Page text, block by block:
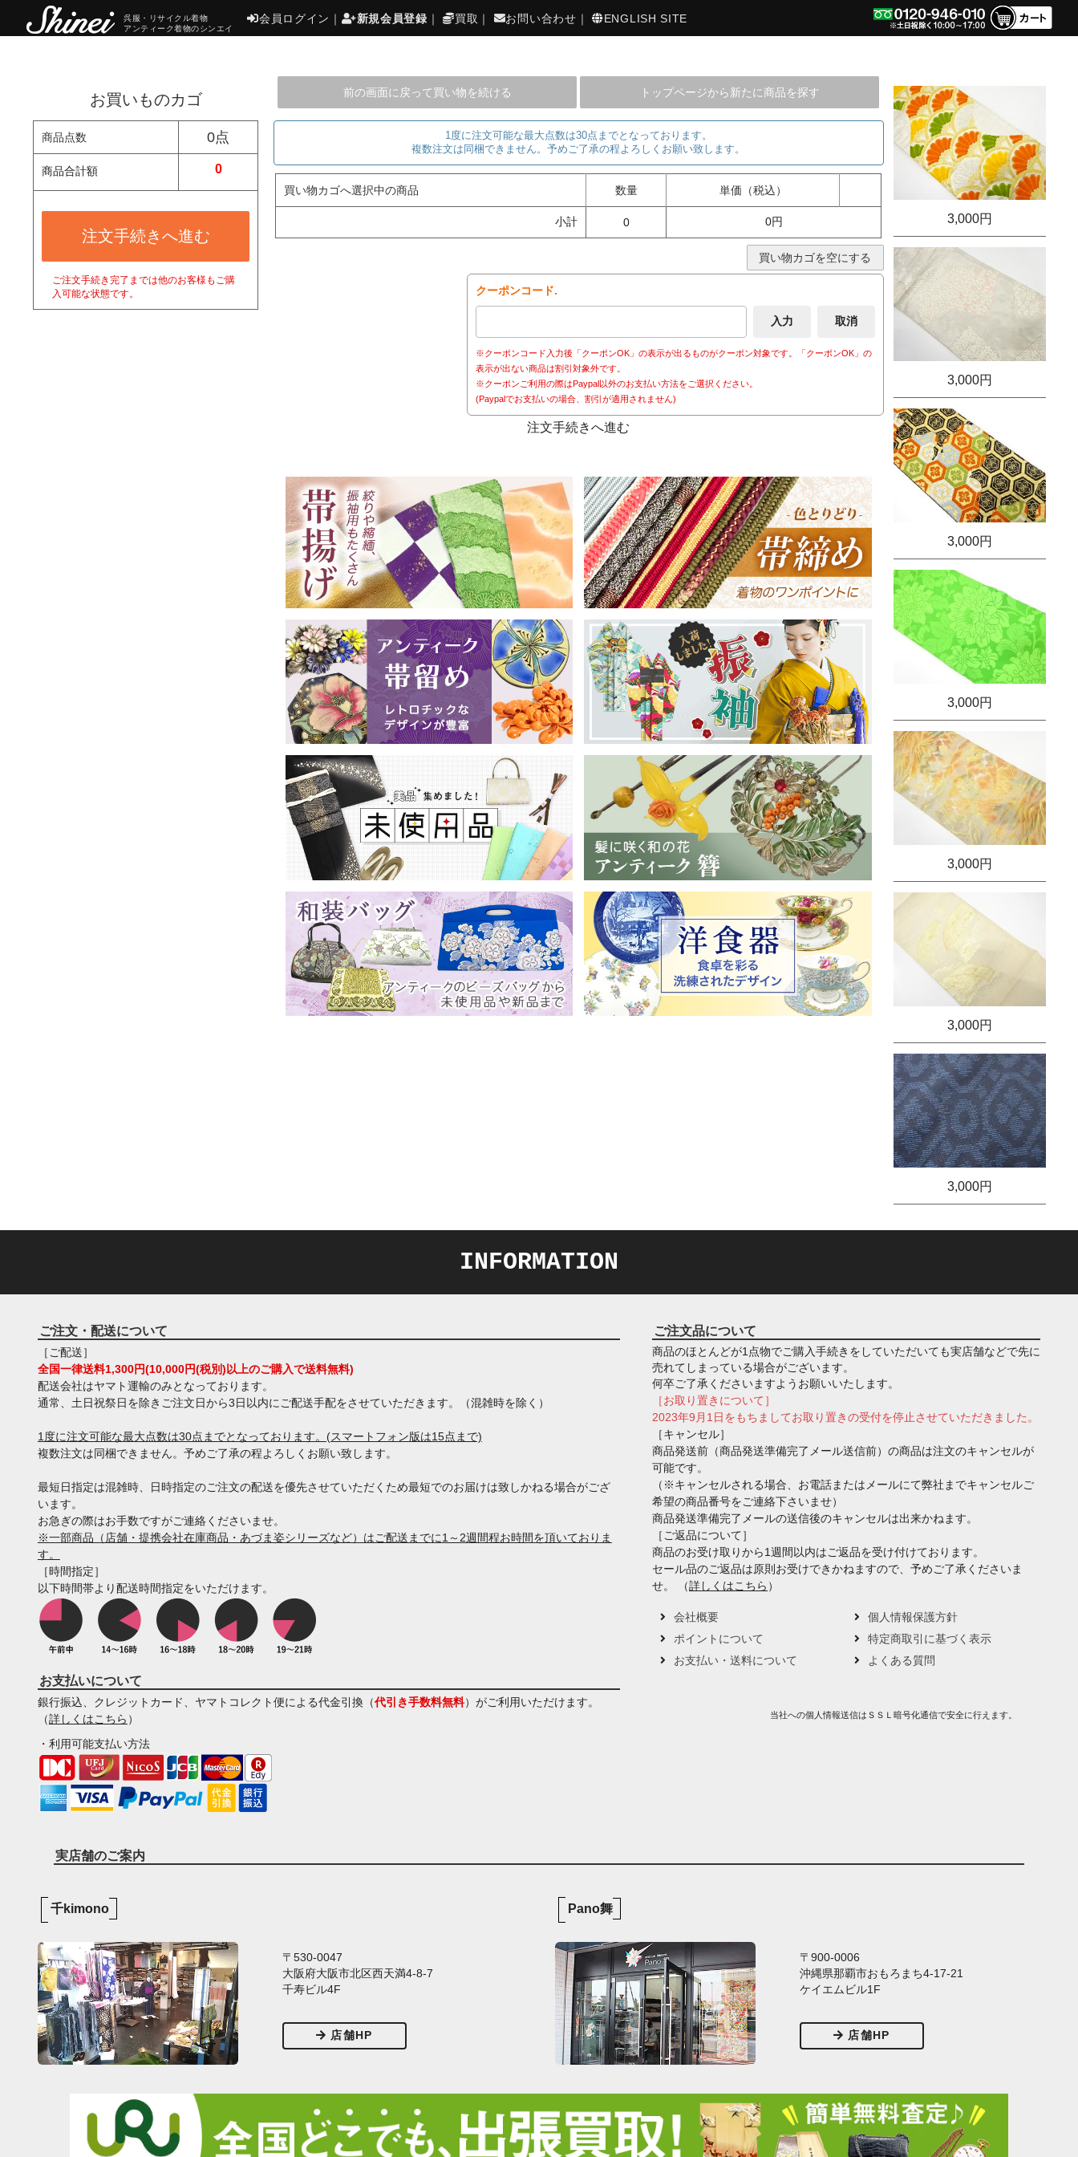
呉服・リサイクル着物
アンティーク着物のシンエイ
会員ログイン ｜ 新規会員登録 ｜ 買取 ｜ お問い合わせ ｜ ENGLISH SITE
お買いものカゴ
商品点数 0点
商品合計額 0
注文手続きへ進む
ご注文手続き完了までは他のお客様もご購
入可能な状態です。
前の画面に戻って買い物を続ける トップページから新たに商品を探す
1度に注文可能な最大点数は30点までとなっております。
複数注文は同梱できません。予めご了承の程よろしくお願い致します。
買い物カゴへ選択中の商品 数量 単価（税込）
小計 0 0円
買い物カゴを空にする
クーポンコード.
※クーポンコード入力後「クーポンOK」の表示が出るものがクーポン対象です。「クーポンOK」の
表示が出ない商品は割引対象外です。
※クーポンご利用の際はPaypal以外のお支払い方法をご選択ください。
(Paypalでお支払いの場合、割引が適用されません)
注文手続きへ進む
3,000円
3,000円
3,000円
3,000円
3,000円
3,000円
3,000円
INFORMATION
ご注文・配送について
［ご配送］
全国一律送料1,300円(10,000円(税別)以上のご購入で送料無料)
配送会社はヤマト運輸のみとなっております。
通常、土日祝祭日を除きご注文日から3日以内にご配送手配をさせていただきます。（混雑時を除く）
1度に注文可能な最大点数は30点までとなっております。(スマートフォン版は15点まで)
複数注文は同梱できません。予めご了承の程よろしくお願い致します。
最短日指定は混雑時、日時指定のご注文の配送を優先させていただくため最短でのお届けは致しかねる場合がござ
います。
お急ぎの際はお手数ですがご連絡くださいませ。
※一部商品（店舗・提携会社在庫商品・あづま姿シリーズなど）はご配送までに1～2週間程お時間を頂いておりま
す。
［時間指定］
以下時間帯より配送時間指定をいただけます。
お支払いについて
銀行振込、クレジットカード、ヤマトコレクト便による代金引換（代引き手数料無料） がご利用いただけます。
（詳しくはこちら ）
・利用可能支払い方法
ご注文品について
商品のほとんどが1点物でご購入手続きをしていただいても実店舗などで先に
売れてしまっている場合がございます。
何卒ご了承くださいますようお願いいたします。
［お取り置きについて］
2023年9月1日をもちましてお取り置きの受付を停止させていただきました。
［キャンセル］
商品発送前（商品発送準備完了メール送信前）の商品は注文のキャンセルが
可能です。
（※キャンセルされる場合、お電話またはメールにて弊社までキャンセルご
希望の商品番号をご連絡下さいませ）
商品発送準備完了メールの送信後のキャンセルは出来かねます。
［ご返品について］
商品のお受け取りから1週間以内はご返品を受け付けております。
セール品のご返品は原則お受けできかねますので、予めご了承くださいま
せ。 （詳しくはこちら ）
会社概要
ポイントについて
お支払い・送料について
個人情報保護方針
特定商取引に基づく表示
よくある質問
当社への個人情報送信はＳＳＬ暗号化通信で安全に行えます。
実店舗のご案内
千kimono
〒530-0047
大阪府大阪市北区西天満4-8-7
千寿ビル4F
店舗HP
Pano舞
〒900-0006
沖縄県那覇市おもろまち4-17-21
ケイエムビル1F
店舗HP